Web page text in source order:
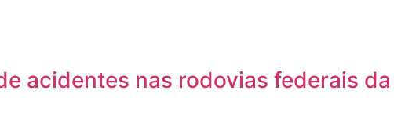
acidentes nas rodovias federais da